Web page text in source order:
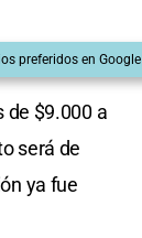
preferidos en Google
de $9.000 a
será de
ya fue